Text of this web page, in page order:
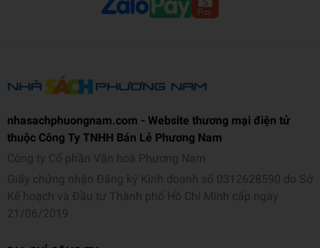
nhasachphuongnam.com - Website thương mại điện tử
thuộc Công Ty TNHH Bán Lẻ Phương Nam
Công ty Cổ phần Văn hoá Phương Nam
Giấy chứng nhận Đăng ký Kinh doanh số 0312628590 do Sở
Kế hoạch và Đầu tư Thành phố Hồ Chí Minh cấp ngày
21/06/2019